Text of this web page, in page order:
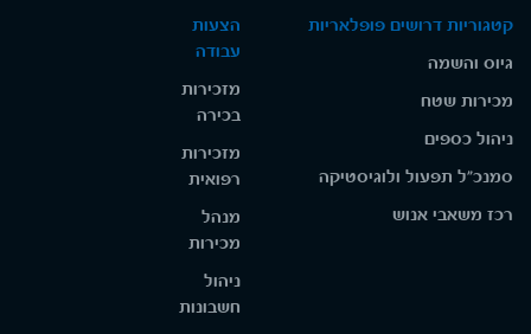
קטגוריות דרושים פופלאריות
גיוס והשמה
מכירות שטח
ניהול כספים
סמנכ"ל תפעול ולוגיסטיקה
רכז משאבי אנוש
הצעות
עבודה
מזכירות
בכירה
מזכירות
רפואית
מנהל
מכירות
ניהול
חשבונות